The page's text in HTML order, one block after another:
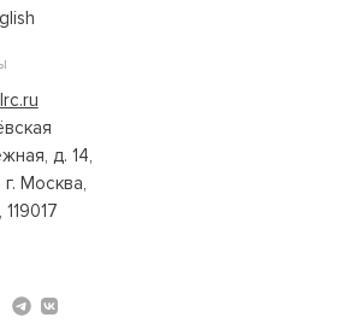
д. 14,
г. Москва,